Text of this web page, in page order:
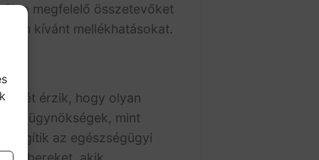
a megfelelő összetevőket
kívánt mellékhatásokat.
érzik, hogy olyan
ügynökségek, mint
segítik az egészségügyi